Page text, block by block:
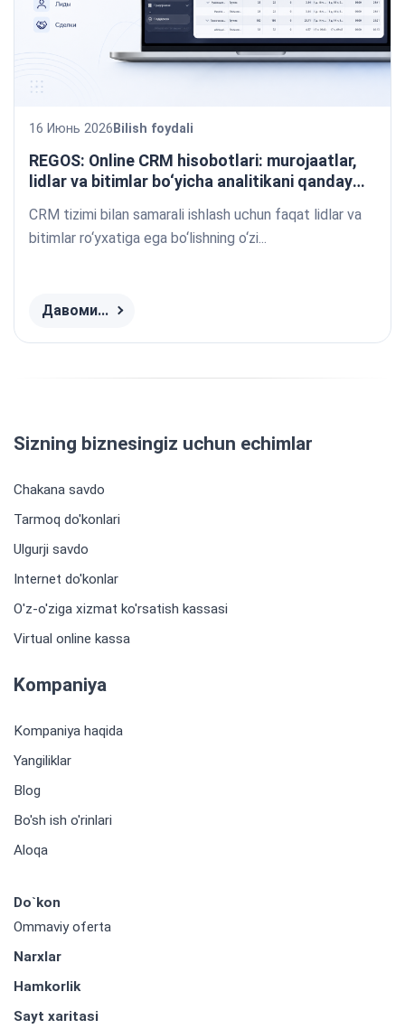
REGOS: Online CRM hisobotlari: murojaatlar,
lidlar va bitimlar bo‘yicha analitikani qanday
16 Июнь 2026 Bilish foydali
CRM tizimi bilan samarali ishlash uchun faqat lidlar va
bitimlar ro‘yxatiga ega bo‘lishning o‘zi...
Давоми...
Sizning biznesingiz uchun echimlar
Chakana savdo
Tarmoq do'konlari
Ulgurji savdo
Internet do'konlar
O'z-o'ziga xizmat ko'rsatish kassasi
Virtual online kassa
Kompaniya
Kompaniya haqida
Yangiliklar
Blog
Bo'sh ish o'rinlari
Aloqa
Do`kon
Ommaviy oferta
Narxlar
Hamkorlik
Sayt xaritasi